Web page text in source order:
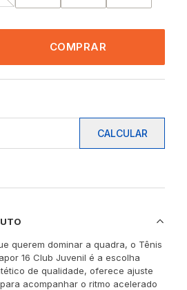
COMPRAR
CALCULAR
querem dominar a quadra, o Tênis
16 Club Juvenil é a escolha
de qualidade, oferece ajuste
acompanhar o ritmo acelerado